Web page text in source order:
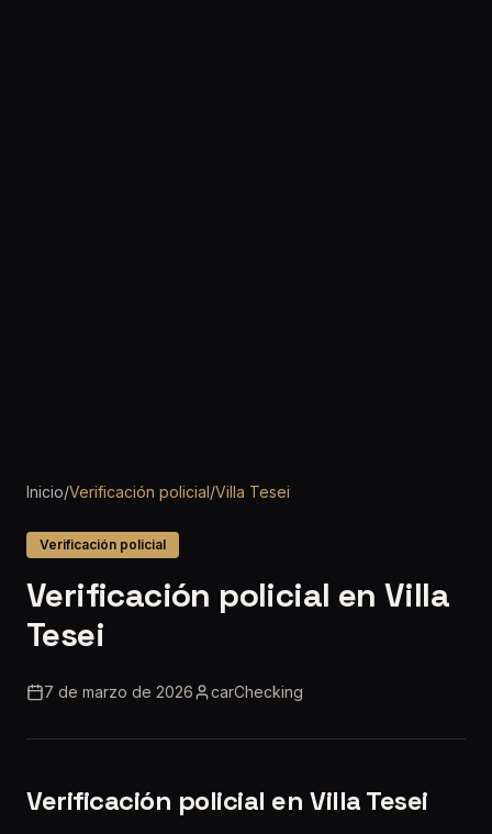
Inicio/Verificación policial/Villa Tesei
Verificación policial
Verificación policial en Villa
Tesei
7 de marzo de 2026 carChecking
Verificación policial en Villa Tesei